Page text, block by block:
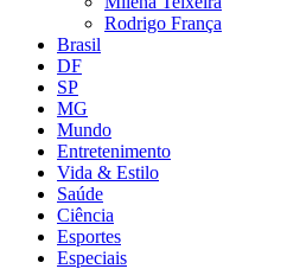
Rodrigo França
Brasil
DF
SP
MG
Mundo
Entretenimento
Vida & Estilo
Saúde
Ciência
Esportes
Especiais